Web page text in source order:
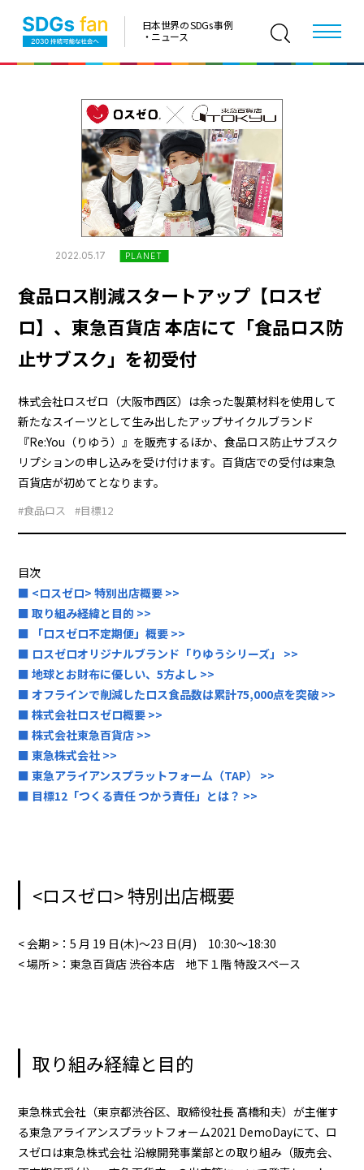
日本世界の SDGs 事例
・ニュース
2022.05.17 PLANET
食品ロス削減スタートアップ【ロスゼ
ロ】、東急百貨店 本店にて「食品ロス防
止サブスク」を初受付
株式会社ロスゼロ（大阪市西区）は余った製菓材料を使用して
新たなスイーツとして生み出したアップサイクルブランド
『Re:You（りゆう）』を販売するほか、食品ロス防止サブスク
リプションの申し込みを受け付けます。百貨店での受付は東急
百貨店が初めてとなります。
#食品ロス #目標12
目次
■ <ロスゼロ> 特別出店概要 >>
■ 取り組み経緯と目的 >>
■ 「ロスゼロ不定期便」概要 >>
■ ロスゼロオリジナルブランド「りゆうシリーズ」 >>
■ 地球とお財布に優しい、5方よし >>
■ オフラインで削減したロス食品数は累計75,000点を突破 >>
■ 株式会社ロスゼロ概要 >>
■ 株式会社東急百貨店 >>
■ 東急株式会社 >>
■ 東急アライアンスプラットフォーム（TAP） >>
■ 目標12「つくる責任 つかう責任」とは？ >>
<ロスゼロ> 特別出店概要
< 会期 >：5 月 19 日(木)～23 日(月) 10:30～18:30
< 場所 >：東急百貨店 渋谷本店 地下１階 特設スペース
取り組み経緯と目的
東急株式会社（東京都渋谷区、取締役社長 髙橋和夫）が主催す
る東急アライアンスプラットフォーム2021 DemoDayにて、ロ
スゼロは東急株式会社 沿線開発事業部との取り組み（販売会、